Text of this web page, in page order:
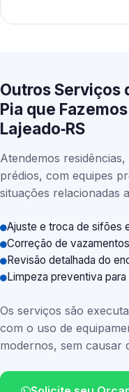
Outros Serviços
Pia que
Lajeado‑RS
Atendemos
prédios, com equipes
situações relacionadas
Ajuste e troca de sifões
Correção de
Revisão detalhada do
Limpeza preventiva
Os serviços são
com o uso de
modernos, sem causar